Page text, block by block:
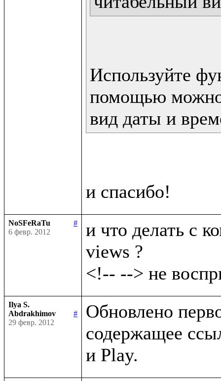
Используйте
помощью
вид даты и
NoSFeRaTu
#
6 февр. 2012
и что делать с
views ?
Ilya S.
Abdrakhimov
#
29 февр. 2012
Обновлено
содержащее